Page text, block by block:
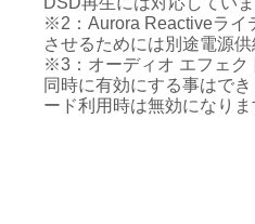
※2：Aurora Reactiveライ
させるためには別途電源供
※3：オーディオ エフェク
同時に有効にする事はで
ード利用時は無効になりま